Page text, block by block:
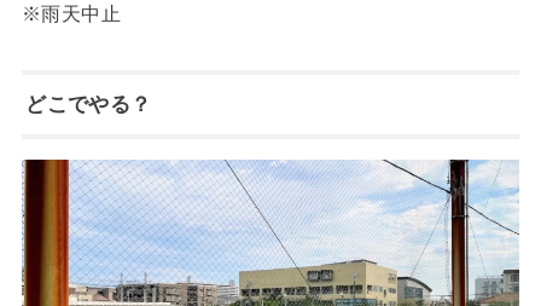
※雨天中止
どこでやる？